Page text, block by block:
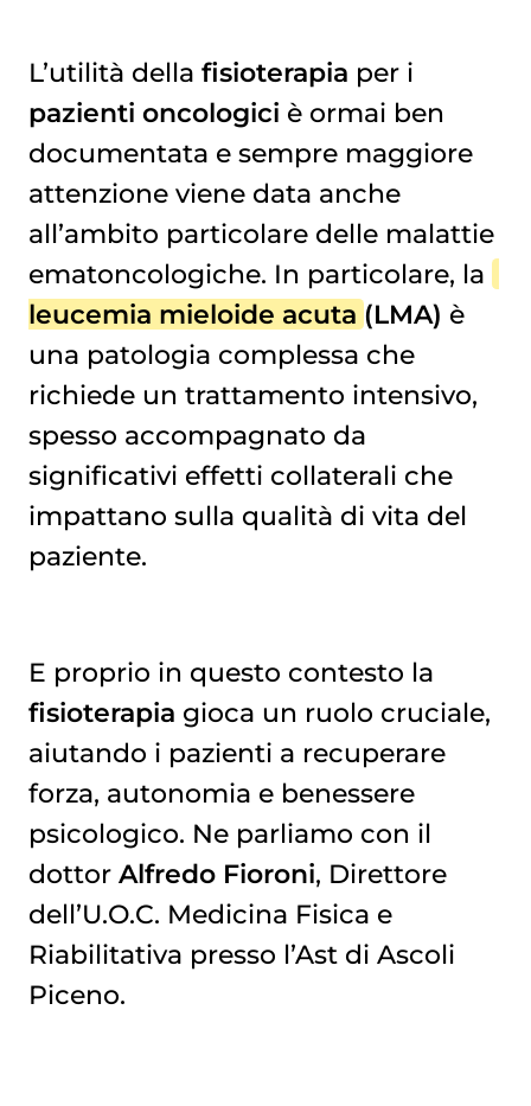
L’utilità della fisioterapia per i
pazienti oncologici è ormai ben
documentata e sempre maggiore
attenzione viene data anche
all’ambito particolare delle malattie
ematoncologiche. In particolare, la
leucemia mieloide acuta (LMA) è
una patologia complessa che
richiede un trattamento intensivo,
spesso accompagnato da
significativi effetti collaterali che
impattano sulla qualità di vita del
paziente.
E proprio in questo contesto la
fisioterapia gioca un ruolo cruciale,
aiutando i pazienti a recuperare
forza, autonomia e benessere
psicologico. Ne parliamo con il
dottor Alfredo Fioroni, Direttore
dell’U.O.C. Medicina Fisica e
Riabilitativa presso l’Ast di Ascoli
Piceno.